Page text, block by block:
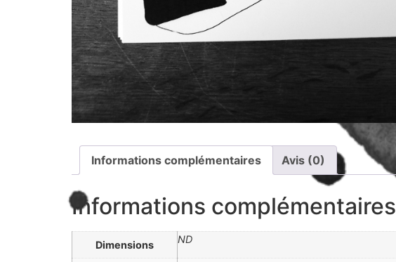
Informations complémentaires Avis (0)
Informations complémentaires
Dimensions ND